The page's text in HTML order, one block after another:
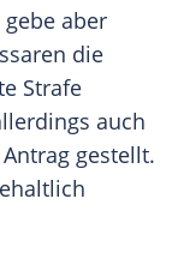
aber
die
Strafe
auch
gestellt.